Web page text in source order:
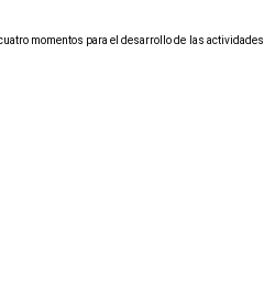
momentos para el desarrollo de las